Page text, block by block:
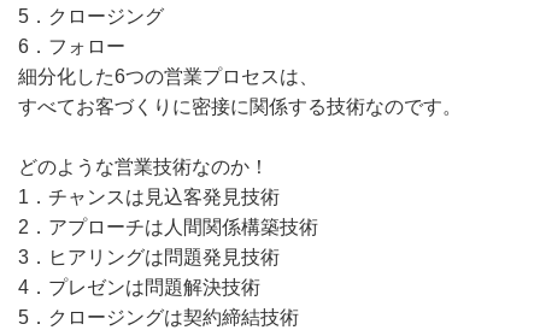
5．クロージング
6．フォロー
細分化した6つの営業プロセスは、
すべてお客づくりに密接に関係する技術なのです。
どのような営業技術なのか！
1．チャンスは見込客発見技術
2．アプローチは人間関係構築技術
3．ヒアリングは問題発見技術
4．プレゼンは問題解決技術
5．クロージングは契約締結技術